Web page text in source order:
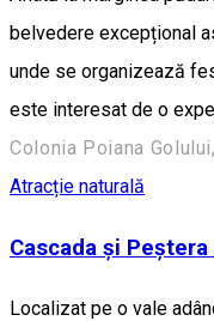
belvedere excepțional
unde se organizează
este interesat de o
Colonia Poiana
Atracție naturală
Cascada și
Localizat pe o vale